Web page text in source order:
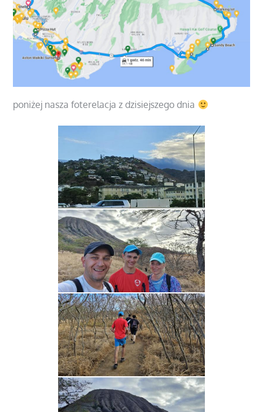
poniżej nasza foterelacja z dzisiejszego dnia